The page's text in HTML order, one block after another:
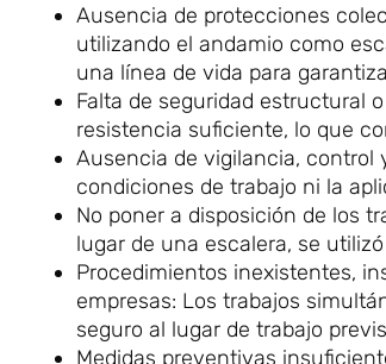
Ausencia de protecciones
utilizando el andamio como
una línea de vida para
Falta de seguridad estructural
resistencia suficiente, lo que
Ausencia de vigilancia, control
condiciones de trabajo ni la
No poner a disposición de los
lugar de una escalera, se
Procedimientos inexistentes,
empresas: Los trabajos
seguro al lugar de trabajo
Medidas preventivas